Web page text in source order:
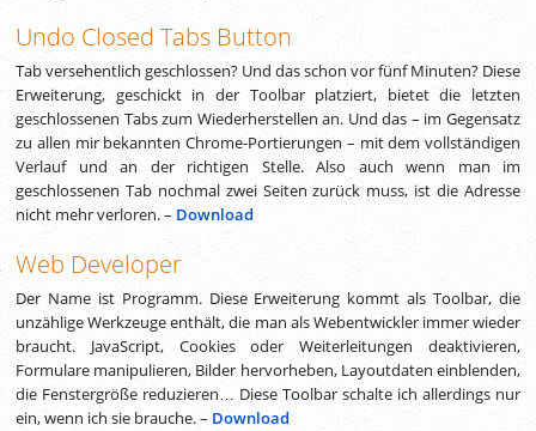
Undo Closed Tabs Button
Tab versehentlich geschlossen? Und das schon vor fünf Minuten? Diese
Erweiterung, geschickt in der Toolbar platziert, bietet die letzten
geschlossenen Tabs zum Wiederherstellen an. Und das – im Gegensatz
zu allen mir bekannten Chrome-Portierungen – mit dem vollständigen
Verlauf und an der richtigen Stelle. Also auch wenn man im
geschlossenen Tab nochmal zwei Seiten zurück muss, ist die Adresse
nicht mehr verloren. – Download
Web Developer
Der Name ist Programm. Diese Erweiterung kommt als Toolbar, die
unzählige Werkzeuge enthält, die man als Webentwickler immer wieder
braucht. JavaScript, Cookies oder Weiterleitungen deaktivieren,
Formulare manipulieren, Bilder hervorheben, Layoutdaten einblenden,
die Fenstergröße reduzieren… Diese Toolbar schalte ich allerdings nur
ein, wenn ich sie brauche. – Download